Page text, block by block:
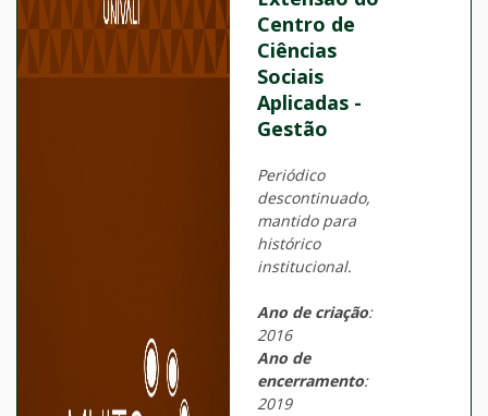
Centro de
Ciências
Sociais
Aplicadas -
Gestão
Periódico
descontinuado,
mantido para
histórico
institucional.
Ano de criação:
2016
Ano de
encerramento:
2019